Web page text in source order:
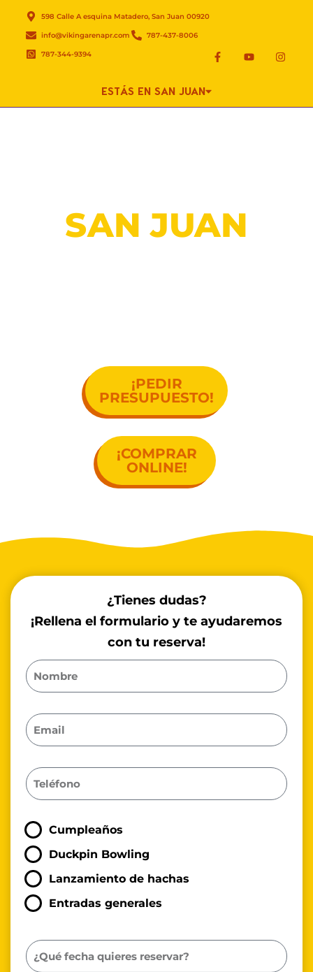
598 Calle A esquina Matadero, San Juan 00920
info@vikingarenapr.com 787-437-8006
787-344-9394
ESTÁS EN SAN JUAN
SAN JUAN
¡PEDIR
PRESUPUESTO!
¡COMPRAR
ONLINE!
¿Tienes dudas?
¡Rellena el formulario y te ayudaremos
con tu reserva!
Cumpleaños
Duckpin Bowling
Lanzamiento de hachas
Entradas generales